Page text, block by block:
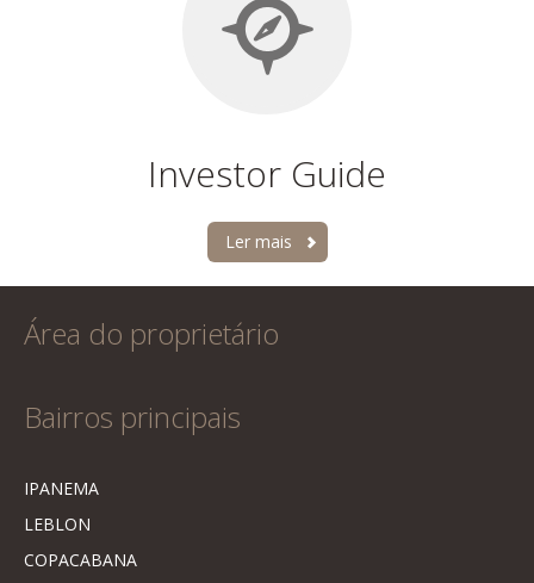
Investor Guide
Ler mais
Área do proprietário
Bairros principais
IPANEMA
LEBLON
COPACABANA